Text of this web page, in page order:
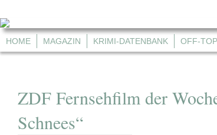
HOME MAGAZIN KRIMI-DATENBANK OFF-
ZDF Fernsehfilm der
Schnees“